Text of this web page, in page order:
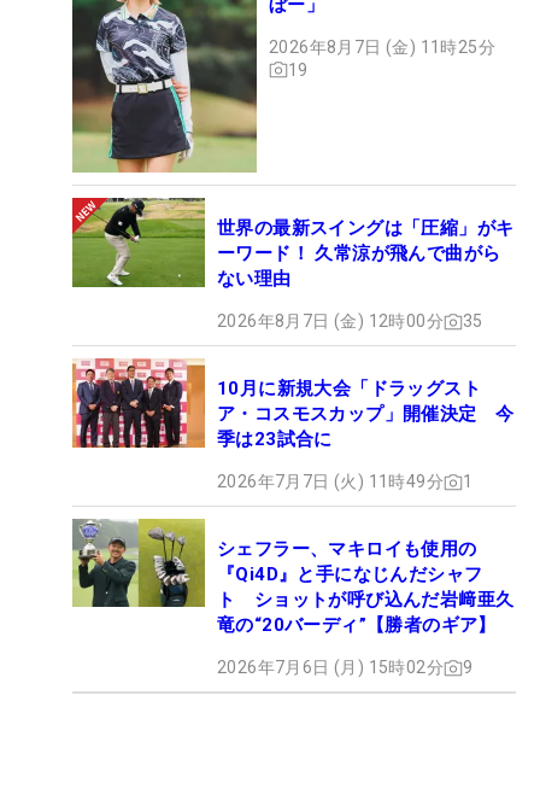
ぼー」
2026年8月7日 (金) 11時25分
19
世界の最新スイングは「圧縮」がキ
ーワード！ 久常涼が飛んで曲がら
ない理由
2026年8月7日 (金) 12時00分 35
10月に新規大会「ドラッグスト
ア・コスモスカップ」開催決定 今
季は23試合に
2026年7月7日 (火) 11時49分 1
シェフラー、マキロイも使用の
『Qi4D』と手になじんだシャフ
ト ショットが呼び込んだ岩﨑亜久
竜の“20バーディ”【勝者のギア】
2026年7月6日 (月) 15時02分 9